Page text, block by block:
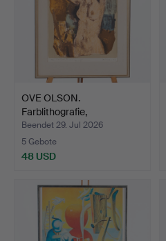
OVE OLSON.
Farblithografie,
Frauenstudie, …
Beendet 29. Jul 2026
5 Gebote
48 USD